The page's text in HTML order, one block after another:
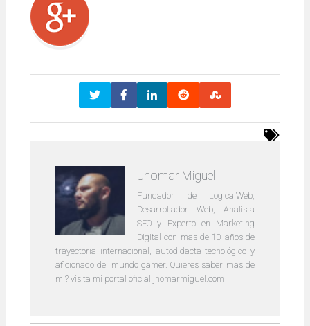
Jhomar Miguel
Fundador de LogicalWeb,
Desarrollador Web, Analista
SEO y Experto en Marketing
Digital con mas de 10 años de
trayectoria internacional, autodidacta tecnológico y
aficionado del mundo gamer. Quieres saber mas de
mi? visita mi portal oficial jhomarmiguel.com